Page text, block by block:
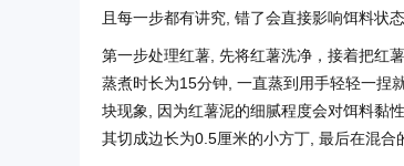
且每一步都有讲究, 错了会直接影响饵料状态
第一步处理红薯, 先将红薯洗净，接着把红
蒸煮时长为15分钟, 一直蒸到用手轻轻一捏
块现象, 因为红薯泥的细腻程度会对饵料黏
其切成边长为0.5厘米的小方丁, 最后在混合